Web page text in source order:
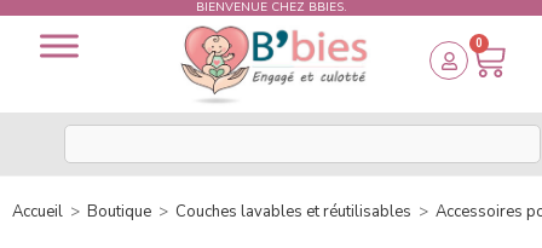
BIENVENUE CHEZ BBIES.
0
Accueil > Boutique > Couches lavables et réutilisables > Accessoires